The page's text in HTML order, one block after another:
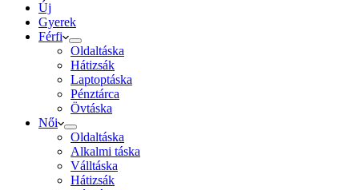
Új
Gyerek
Férfi
Oldaltáska
Hátizsák
Laptoptáska
Pénztárca
Övtáska
Női
Oldaltáska
Alkalmi táska
Válltáska
Hátizsák